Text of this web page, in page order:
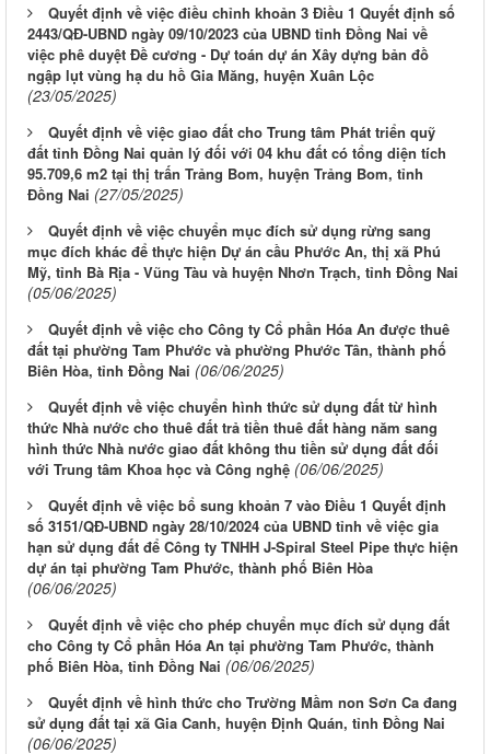
Quyết định về việc điều chỉnh khoản 3 Điều 1 Quyết định số
2443/QĐ-UBND ngày 09/10/2023 của UBND tỉnh Đồng Nai về
việc phê duyệt Đề cương - Dự toán dự án Xây dựng bản đồ
ngập lụt vùng hạ du hồ Gia Măng, huyện Xuân Lộc
(23/05/2025)
Quyết định về việc giao đất cho Trung tâm Phát triển quỹ
đất tỉnh Đồng Nai quản lý đối với 04 khu đất có tổng diện tích
95.709,6 m2 tại thị trấn Trảng Bom, huyện Trảng Bom, tỉnh
Đồng Nai (27/05/2025)
Quyết định về việc chuyển mục đích sử dụng rừng sang
mục đích khác để thực hiện Dự án cầu Phước An, thị xã Phú
Mỹ, tỉnh Bà Rịa - Vũng Tàu và huyện Nhơn Trạch, tỉnh Đồng Nai
(05/06/2025)
Quyết định về việc cho Công ty Cổ phần Hóa An được thuê
đất tại phường Tam Phước và phường Phước Tân, thành phố
Biên Hòa, tỉnh Đồng Nai (06/06/2025)
Quyết định về việc chuyển hình thức sử dụng đất từ hình
thức Nhà nước cho thuê đất trả tiền thuê đất hàng năm sang
hình thức Nhà nước giao đất không thu tiền sử dụng đất đối
với Trung tâm Khoa học và Công nghệ (06/06/2025)
Quyết định về việc bổ sung khoản 7 vào Điều 1 Quyết định
số 3151/QĐ-UBND ngày 28/10/2024 của UBND tỉnh về việc gia
hạn sử dụng đất để Công ty TNHH J-Spiral Steel Pipe thực hiện
dự án tại phường Tam Phước, thành phố Biên Hòa
(06/06/2025)
Quyết định về việc cho phép chuyển mục đích sử dụng đất
cho Công ty Cổ phần Hóa An tại phường Tam Phước, thành
phố Biên Hòa, tỉnh Đồng Nai (06/06/2025)
Quyết định về hình thức cho Trường Mầm non Sơn Ca đang
sử dụng đất tại xã Gia Canh, huyện Định Quán, tỉnh Đồng Nai
(06/06/2025)